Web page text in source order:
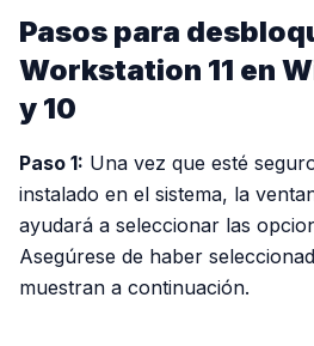
Pasos para
Workstation 11 en
y 10
Paso 1: Una vez que esté
instalado en el sistema, la
ayudará a seleccionar las
Asegúrese de haber
muestran a continuación.